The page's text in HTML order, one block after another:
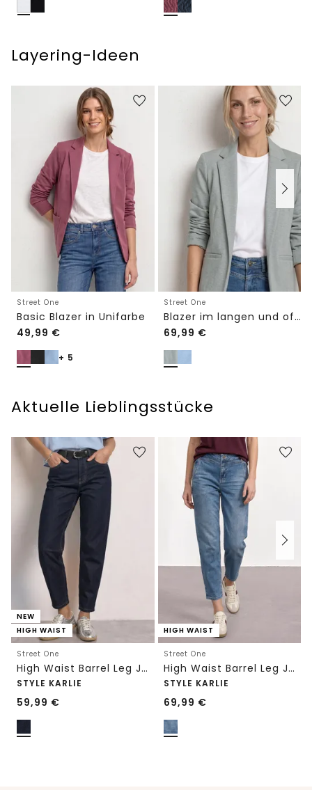
Layering-Ideen
Street One
Basic Blazer in Unifarbe
49,99 €
+ 5
Street One
Blazer im langen und offenen Schnitt
69,99 €
Aktuelle Lieblingsstücke
NEW
HIGH WAIST
Street One
High Waist Barrel Leg Jeans im Loose Fit
STYLE KARLIE
59,99 €
HIGH WAIST
Street One
High Waist Barrel Leg Jeans im Loose Fit
STYLE KARLIE
69,99 €